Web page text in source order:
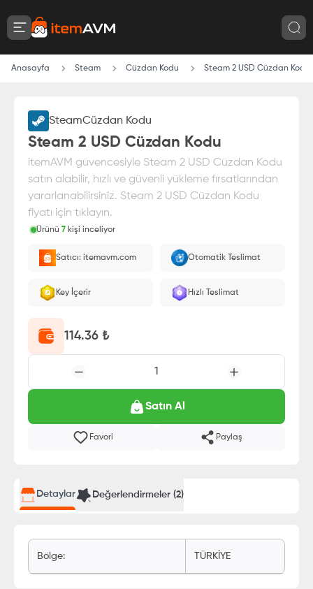
Anasayfa Steam Cüzdan Kodu Steam 2 USD Cüzdan Kodu
SteamCüzdan Kodu
Steam 2 USD Cüzdan Kodu
itemAVM güvencesiyle Steam 2 USD Cüzdan Kodu
satın alabilir, hızlı ve güvenli yükleme fırsatlarından
yararlanabilirsiniz. Steam 2 USD Cüzdan Kodu
fiyatı için tıklayın.
Ürünü 7 kişi inceliyor
E-Pin olarak yüklenir.
Satıcı: itemavm.com Otomatik Teslimat
Key İçerir Hızlı Teslimat
114.36 ₺
1
Satın Al
Favori Paylaş
Detaylar Değerlendirmeler (2)
Bölge: TÜRKİYE